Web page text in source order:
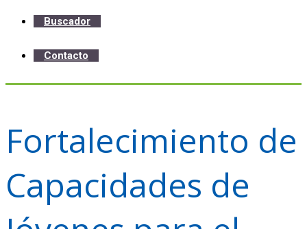
Buscador
Contacto
Fortalecimiento de
Capacidades de